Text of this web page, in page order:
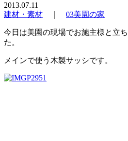
2013.07.11
建材・素材
03美園の家
今日は美園の現場でお施主様と立
た。
メインで使う木製サッシです。